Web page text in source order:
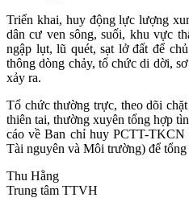
Triển khai, huy động lực lượng
dân cư ven sông, suối, khu vực
ngập lụt, lũ quét, sạt lở đất để
thông dòng chảy, tổ chức di dời,
xảy ra.
Tổ chức thường trực, theo dõi
thiên tai, thường xuyên tổng hợp
cáo về Ban chỉ huy PCTT-
Tài nguyên và Môi trường) để tổng
Thu Hằng
Trung tâm TTVH